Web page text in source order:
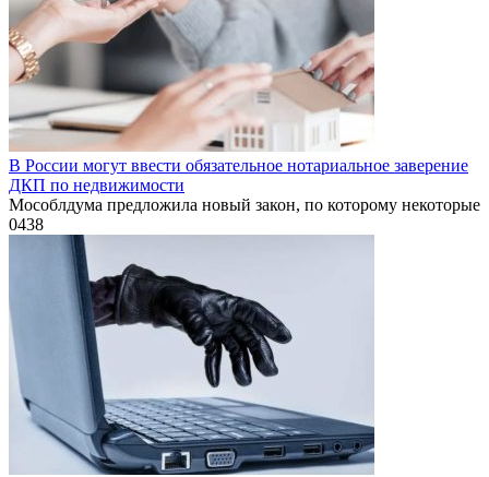
В России могут ввести обязательное нотариальное заверение
ДКП по недвижимости
Мособлдума предложила новый закон, по которому некоторые
0438